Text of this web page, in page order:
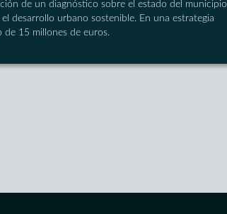
de un diagnóstico sobre el estado del municipio
desarrollo urbano sostenible. En una estrategia
15 millones de euros.